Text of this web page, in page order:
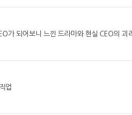
가 되어보니 느낀 드라마와 현실 CEO의 괴
업